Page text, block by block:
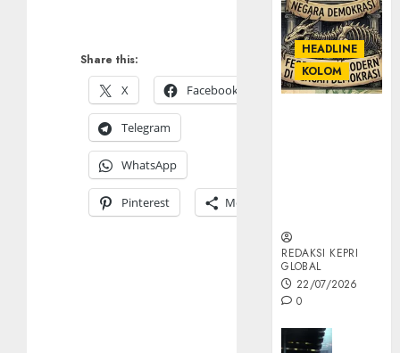
Share this:
X
Facebook
Telegram
WhatsApp
Pinterest More
HEADLINE
KOLOM
REDAKSI KEPRI
GLOBAL
22/07/2026
0